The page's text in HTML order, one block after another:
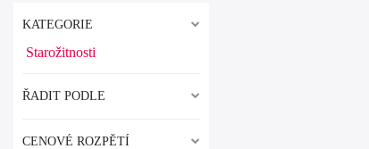
KATEGORIE
Starožitnosti
ŘADIT PODLE
CENOVÉ ROZPĚTÍ